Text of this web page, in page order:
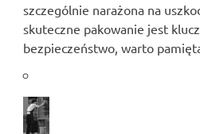
szczególnie narażona na
skuteczne pakowanie jest
bezpieczeństwo, warto